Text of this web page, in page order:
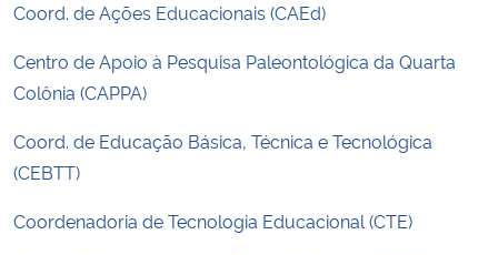
Ministério da Cidadania
Ministério da Saúde
Ministério de Minas e Energia
Coord. de Ações Educacionais (CAEd)
Centro de Apoio à Pesquisa Paleontológica da Quarta
Colônia (CAPPA)
Coord. de Educação Básica, Técnica e Tecnológica
(CEBTT)
Coordenadoria de Tecnologia Educacional (CTE)